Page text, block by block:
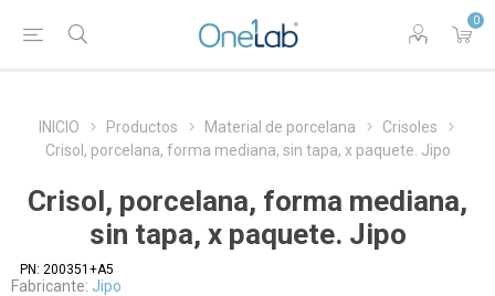
0
INICIO Productos Material de porcelana
Crisoles
Crisol, porcelana, forma mediana, sin tapa, x paquete. Jipo
Crisol, porcelana, forma mediana,
sin tapa, x paquete. Jipo
PN: 200351+A5
Fabricante: Jipo